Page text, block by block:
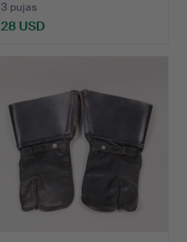
3 pujas
28 USD